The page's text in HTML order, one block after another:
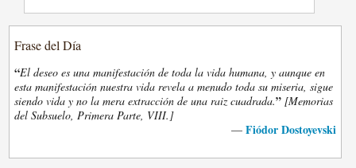
Frase del Día
“El deseo es una manifestación de toda la vida humana, y aunque en
esta manifestación nuestra vida revela a menudo toda su miseria, sigue
siendo vida y no la mera extracción de una raiz cuadrada.” [Memorias
del Subsuelo, Primera Parte, VIII.]
— Fiódor Dostoyevski